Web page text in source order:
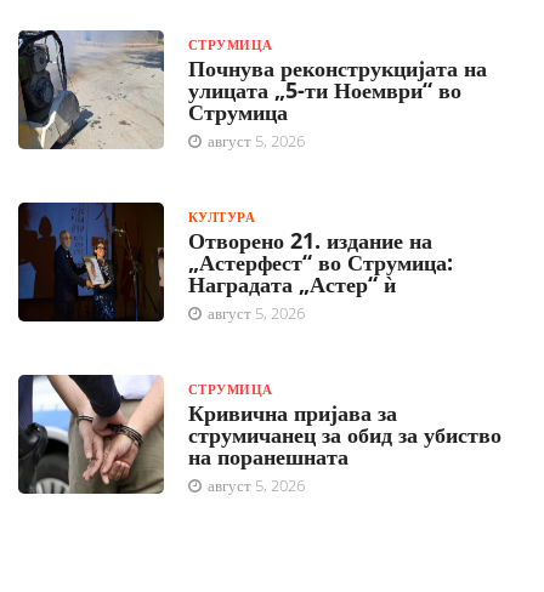
СТРУМИЦА
Почнува реконструкцијата на
улицата „5-ти Ноември“ во
Струмица
август 5, 2026
КУЛТУРА
Отворено 21. издание на
„Астерфест“ во Струмица:
Наградата „Астер“ ѝ
август 5, 2026
СТРУМИЦА
Кривична пријава за
струмичанец за обид за убиство
на поранешната
август 5, 2026